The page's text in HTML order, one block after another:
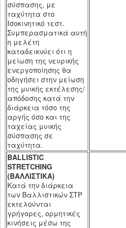
σύσπασης, με
ταχύτητα στο
Ισοκινητικό τεστ.
Συμπερασματικά αυτή
η μελέτη
καταδεικνύει ότι η
μείωση της νευρικής
ενεργοποίησης θα
οδηγήσει στην μείωση
της μυικής εκτέλεσης/
απόδοσης κατά την
διάρκεια τόσο της
αργής όσο και της
ταχείας μυικής
σύσπασης σε
ταχύτητα.
BALLISTIC
STRETCHING
(ΒΑΛΛΙΣΤΙΚΑ)
Κατά την διάρκεια
των Βαλλιστικών ΣΤΡ
εκτελούνται
γρήγορες, ορμητικές
κινήσεις μέσω της